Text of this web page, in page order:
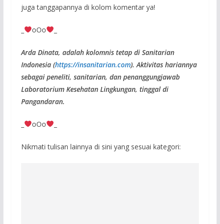
juga tanggapannya di kolom komentar ya!
oOo
Arda Dinata, adalah kolomnis tetap di Sanitarian
Indonesia (https://insanitarian.com). Aktivitas hariannya
sebagai peneliti, sanitarian, dan penanggungjawab
Laboratorium Kesehatan Lingkungan, tinggal di
Pangandaran.
oOo
Nikmati tulisan lainnya di sini yang sesuai kategori: